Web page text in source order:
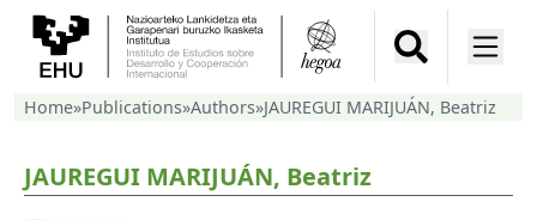
Home»Publications»Authors»JAUREGUI MARIJUÁN, Beatriz
JAUREGUI MARIJUÁN, Beatriz